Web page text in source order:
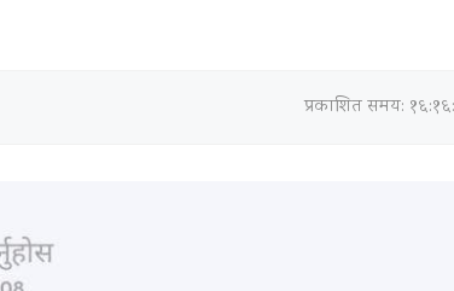
प्रकाशित समय: